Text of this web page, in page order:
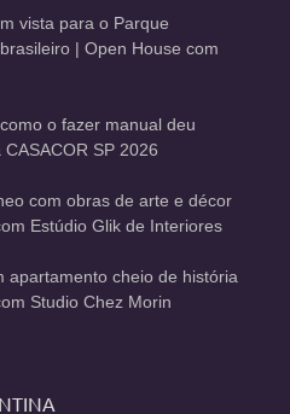
vista para o Parque
| Open House com
o fazer manual deu
SP 2026
com obras de arte e décor
Estúdio Glik de Interiores
apartamento cheio de história
Studio Chez Morin